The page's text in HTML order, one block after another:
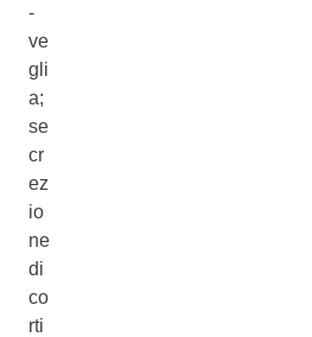
-
ve
gli
a;
se
cr
ez
io
ne
di
co
rti